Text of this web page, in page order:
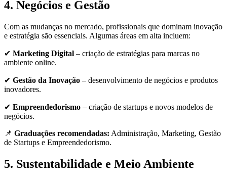
4. Negócios e Gestão
Com as mudanças no mercado, profissionais que dominam inovação
e estratégia são essenciais. Algumas áreas em alta incluem:
✔ Marketing Digital – criação de estratégias para marcas no
ambiente online.
✔ Gestão da Inovação – desenvolvimento de negócios e produtos
inovadores.
✔ Empreendedorismo – criação de startups e novos modelos de
negócios.
📌 Graduações recomendadas: Administração, Marketing, Gestão
de Startups e Empreendedorismo.
5. Sustentabilidade e Meio Ambiente